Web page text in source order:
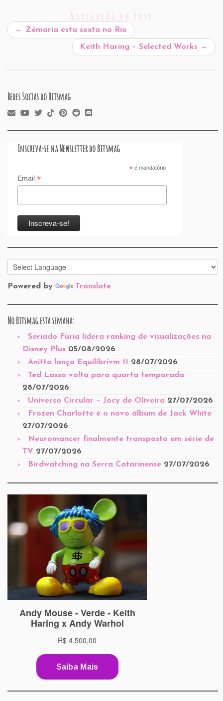
b
o
e
dI
n
A
p
p
P
re
ss
t
d
s
o
n
Navegação do post
← Zémaria esta sexta no Rio
Keith Haring – Selected Works →
Redes Socias do Bitsmag
Inscreva-se na Newsletter do Bitsmag
*é mandatório
Email *
Powered by Translate
No Bitsmag esta semana:
Seriado Fúria lidera ranking de visualizações na
Disney Plus 05/08/2026
Anitta lança Equilibrivm II 28/07/2026
Ted Lasso volta para quarta temporada
28/07/2026
Universo Circular – Jocy de Oliveira 27/07/2026
Frozen Charlotte é o novo álbum de Jack White
27/07/2026
Neuromancer finalmente transposto em série de
TV 27/07/2026
Birdwatching na Serra Catarinense 27/07/2026